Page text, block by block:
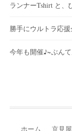
ランナーTshirt と、
勝手にウルトラ応
今年も開催♪~ぶん
ホーム 京見